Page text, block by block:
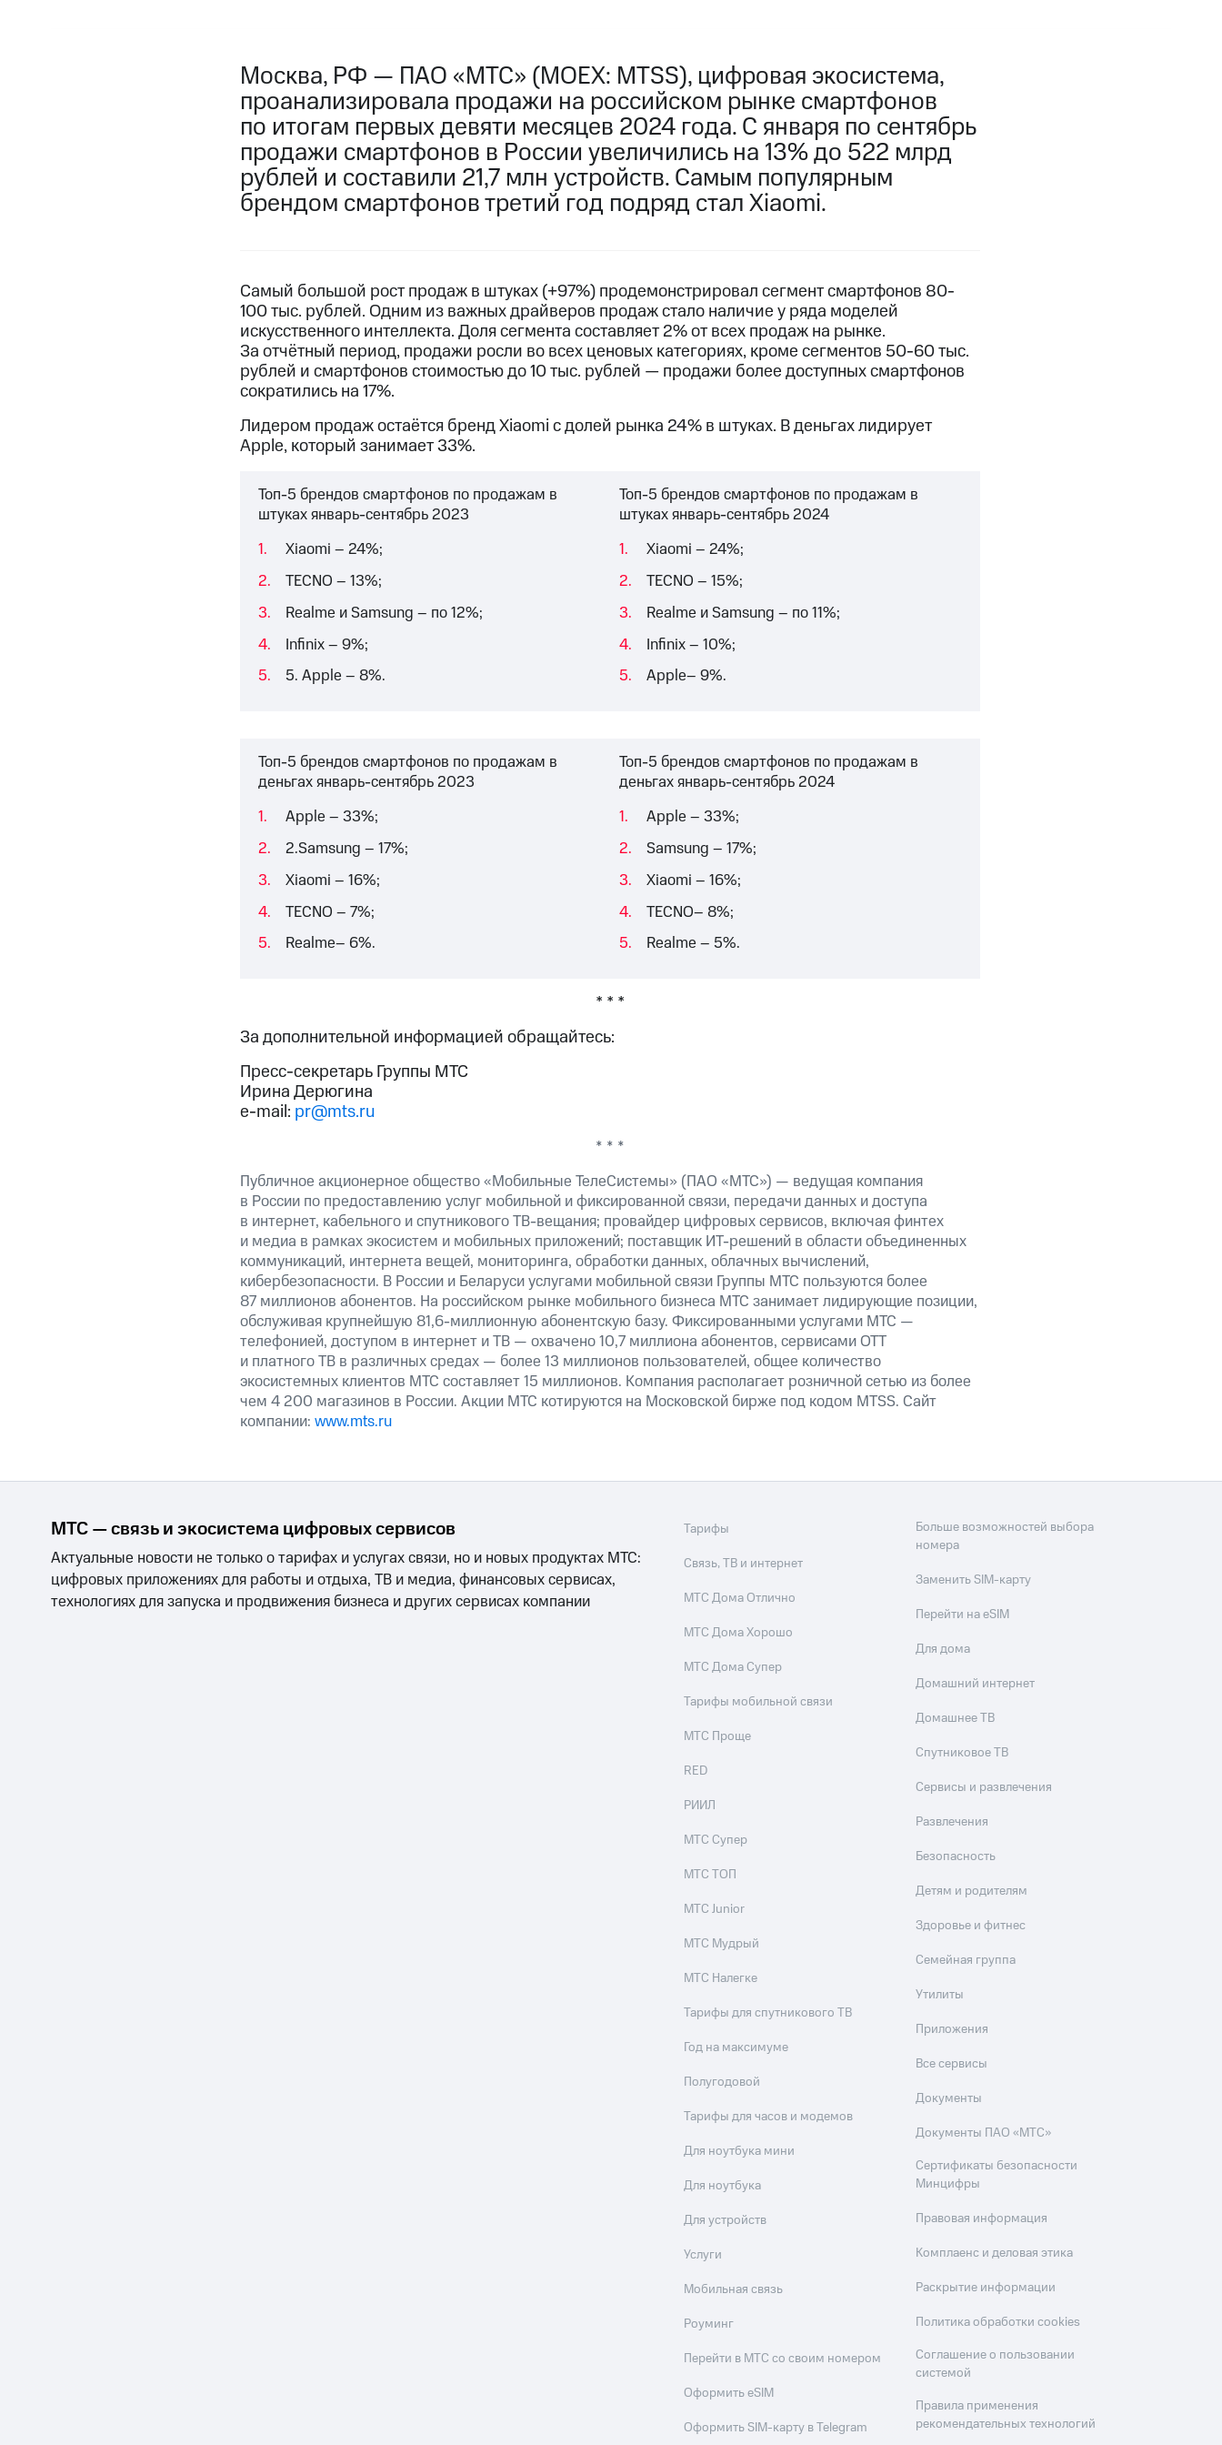
Москва, РФ — ПАО «МТС» (MOEX: MTSS), цифровая экосистема,
проанализировала продажи на российском рынке смартфонов
по итогам первых девяти месяцев 2024 года. С января по сентябрь
продажи смартфонов в России увеличились на 13% до 522 млрд
рублей и составили 21,7 млн устройств. Самым популярным
брендом смартфонов третий год подряд стал Xiaomi.
Cамый большой рост продаж в штуках (+97%) продемонстрировал сегмент смартфонов 80-
100 тыс. рублей. Одним из важных драйверов продаж стало наличие у ряда моделей
искусственного интеллекта. Доля сегмента составляет 2% от всех продаж на рынке.
За отчётный период, продажи росли во всех ценовых категориях, кроме сегментов 50-60 тыс.
рублей и смартфонов стоимостью до 10 тыс. рублей — продажи более доступных смартфонов
сократились на 17%.
Лидером продаж остаётся бренд Xiaomi с долей рынка 24% в штуках. В деньгах лидирует
Apple, который занимает 33%.
Топ-5 брендов смартфонов по продажам в
штуках январь-сентябрь 2023
Xiaomi – 24%;
TECNO – 13%;
Realme и Samsung – по 12%;
Infinix – 9%;
5. Apple – 8%.
Топ-5 брендов смартфонов по продажам в
штуках январь-сентябрь 2024
Xiaomi – 24%;
TECNO – 15%;
Realme и Samsung – по 11%;
Infinix – 10%;
Apple– 9%.
Топ-5 брендов смартфонов по продажам в
деньгах январь-сентябрь 2023
Apple – 33%;
2.Samsung – 17%;
Xiaomi – 16%;
TECNO – 7%;
Realme– 6%.
Топ-5 брендов смартфонов по продажам в
деньгах январь-сентябрь 2024
Apple – 33%;
Samsung – 17%;
Xiaomi – 16%;
TECNO– 8%;
Realme – 5%.
* * *
За дополнительной информацией обращайтесь:
Пресс-секретарь Группы МТС
Ирина Дерюгина
e-mail: pr@mts.ru
* * *
Публичное акционерное общество «Мобильные ТелеСистемы» (ПАО «МТС») — ведущая компания
в России по предоставлению услуг мобильной и фиксированной связи, передачи данных и доступа
в интернет, кабельного и спутникового ТВ-вещания; провайдер цифровых сервисов, включая финтех
и медиа в рамках экосистем и мобильных приложений; поставщик ИТ-решений в области объединенных
коммуникаций, интернета вещей, мониторинга, обработки данных, облачных вычислений,
кибербезопасности. В России и Беларуси услугами мобильной связи Группы МТС пользуются более
87 миллионов абонентов. На российском рынке мобильного бизнеса МТС занимает лидирующие позиции,
обслуживая крупнейшую 81,6-миллионную абонентскую базу. Фиксированными услугами МТС —
телефонией, доступом в интернет и ТВ — охвачено 10,7 миллиона абонентов, сервисами OTT
и платного ТВ в различных средах — более 13 миллионов пользователей, общее количество
экосистемных клиентов МТС составляет 15 миллионов. Компания располагает розничной сетью из более
чем 4 200 магазинов в России. Акции МТС котируются на Московской бирже под кодом MTSS. Сайт
компании: www.mts.ru
МТС — связь и экосистема цифровых сервисов
Актуальные новости не только о тарифах и услугах связи, но и новых продуктах МТС:
цифровых приложениях для работы и отдыха, ТВ и медиа, финансовых сервисах,
технологиях для запуска и продвижения бизнеса и других сервисах компании
Тарифы
Связь, ТВ и интернет
МТС Дома Отлично
МТС Дома Хорошо
МТС Дома Супер
Тарифы мобильной связи
МТС Проще
RED
РИИЛ
МТС Супер
МТС ТОП
МТС Junior
МТС Мудрый
МТС Налегке
Тарифы для спутникового ТВ
Год на максимуме
Полугодовой
Тарифы для часов и модемов
Для ноутбука мини
Для ноутбука
Для устройств
Услуги
Мобильная связь
Роуминг
Перейти в МТС со своим номером
Оформить eSIM
Оформить SIM-карту в Telegram
Больше возможностей выбора
номера
Заменить SIM-карту
Перейти на eSIM
Для дома
Домашний интернет
Домашнее ТВ
Спутниковое ТВ
Сервисы и развлечения
Развлечения
Безопасность
Детям и родителям
Здоровье и фитнес
Семейная группа
Утилиты
Приложения
Все сервисы
Документы
Документы ПАО «МТС»
Сертификаты безопасности
Минцифры
Правовая информация
Комплаенс и деловая этика
Раскрытие информации
Политика обработки cookies
Соглашение о пользовании
системой
Правила применения
рекомендательных технологий